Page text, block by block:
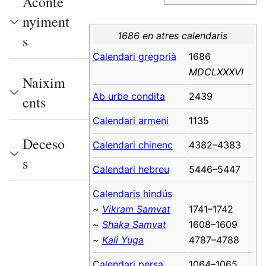
1686 en atres calendaris
Calendari gregorià
1686
MDCLXXXVI
Ab urbe condita 2439
Calendari armeni 1135
Calendari chinenc 4382–4383
Calendari hebreu 5446–5447
Calendaris hindús
~ Vikram Samvat
~ Shaka Samvat
~ Kali Yuga
1741–1742
1608–1609
4787–4788
nyiment
s
Naixim
ents
Deceso
s